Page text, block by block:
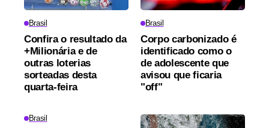
Brasil
Confira o resultado da
+Milionária e de
outras loterias
sorteadas desta
quarta-feira
Brasil
Corpo carbonizado é
identificado como o
de adolescente que
avisou que ficaria
"off"
Brasil